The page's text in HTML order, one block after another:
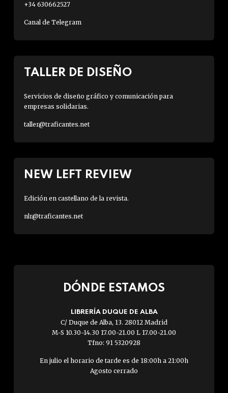
+34 630662527
Canal de Telegram
TALLER DE DISEÑO
Servicios de diseño gráfico y comunicación para
empresas solidarias.
taller@traficantes.net
NEW LEFT REVIEW
Edición en castellano de la revista.
nlr@traficantes.net
DÓNDE ESTAMOS
LIBRERÍA DUQUE DE ALBA
C/ Duque de Alba, 13. 28012 Madrid
M-S 10.30-14.30 17.00-21.00 L 17.00-21.00
Tfno: 91 5320928
En julio el horario de tarde es de 18:00h a 21:00h
Agosto cerrado